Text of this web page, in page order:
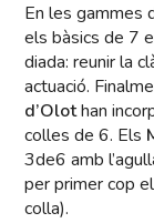
En les gammes
els bàsics de 7
diada: reunir la
actuació.
d’Olothan
colles de 6. Els
3de6 amb
per primer cop
colla).